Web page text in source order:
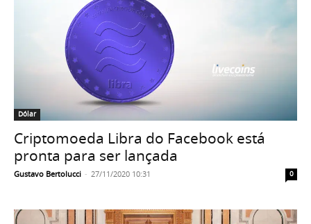
Dólar
Criptomoeda Libra do Facebook está
pronta para ser lançada
Gustavo Bertolucci - 27/11/2020 10:31 0